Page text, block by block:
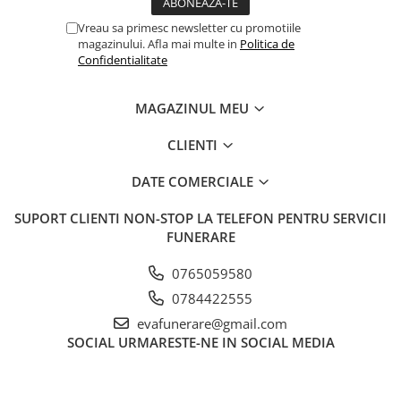
Vreau sa primesc newsletter cu promotiile
magazinului. Afla mai multe in Politica de
Confidentialitate
MAGAZINUL MEU
CLIENTI
DATE COMERCIALE
SUPORT CLIENTI NON-STOP LA TELEFON PENTRU SERVICII
FUNERARE
0765059580
0784422555
evafunerare@gmail.com
SOCIAL URMARESTE-NE IN SOCIAL MEDIA